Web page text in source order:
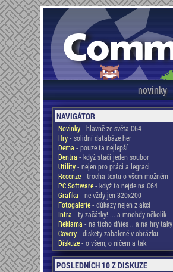
novinky
NAVIGÁTOR
Novinky- hlavně ze světa C64
Hry- solidní databáze her
Dema - pouze ta nejlepší
Dentra - když stačí jeden soubor
Utility- nejen pro práci a legraci
Recenze- trocha textu o všem možném
PC Software- když to nejde na C64
Grafika - ne vždy jen 320x200
Fotogalerie- důkazy nejen z akcí
Intra - ty začátky! ... a mnohdy několik
Reklama - na ticho dňies .. a na hry taky
Covery- diskety zabalené v obrázku
Diskuze- o všem, o ničem a tak
POSLEDNÍCH 10 Z DISKUZE